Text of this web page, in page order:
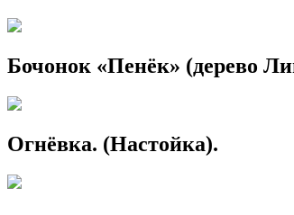
Бочонок «Пенёк» (дерево
Огнёвка. (Настойка).